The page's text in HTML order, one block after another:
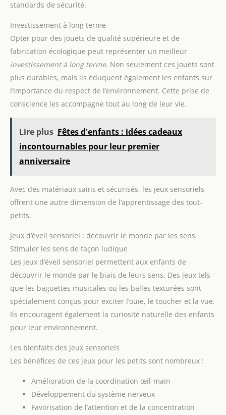
standards de sécurité.
Investissement à long terme
Opter pour des jouets de qualité supérieure et de
fabrication écologique peut représenter un meilleur
investissement à long terme. Non seulement ces jouets sont
plus durables, mais ils éduquent également les enfants sur
l’importance du respect de l’environnement. Cette prise de
conscience les accompagne tout au long de leur vie.
Lire plus Fêtes d'enfants : idées cadeaux
incontournables pour leur premier
anniversaire
Avec des matériaux sains et sécurisés, les jeux sensoriels
offrent une autre dimension de l’apprentissage des tout-
petits.
Jeux d’éveil sensoriel : découvrir le monde par les sens
Stimuler les sens de façon ludique
Les jeux d’éveil sensoriel permettent aux enfants de
découvrir le monde par le biais de leurs sens. Des jeux tels
que les baguettes musicales ou les balles texturées sont
spécialement conçus pour exciter l’ouïe, le toucher et la vue.
Ils encouragent également la curiosité naturelle des enfants
pour leur environnement.
Les bienfaits des jeux sensoriels
Les bénéfices de ces jeux pour les petits sont nombreux :
Amélioration de la coordination œil-main
Développement du système nerveux
Favorisation de l’attention et de la concentration